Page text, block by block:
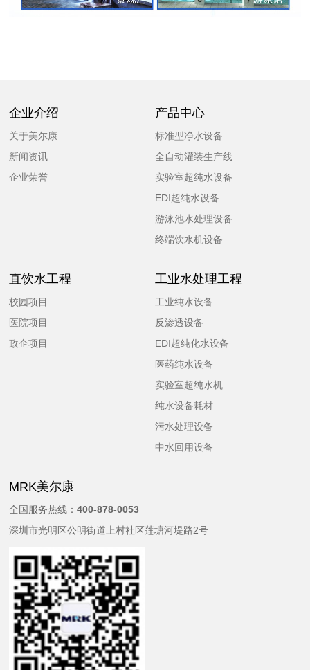
企业介绍
关于美尔康
新闻资讯
企业荣誉
产品中心
标准型净水设备
全自动灌装生产线
实验室超纯水设备
EDI超纯水设备
游泳池水处理设备
终端饮水机设备
直饮水工程
校园项目
医院项目
政企项目
工业水处理工程
工业纯水设备
反渗透设备
EDI超纯化水设备
医药纯水设备
实验室超纯水机
纯水设备耗材
污水处理设备
中水回用设备
MRK美尔康
全国服务热线：400-878-0053
深圳市光明区公明街道上村社区莲塘河堤路2号